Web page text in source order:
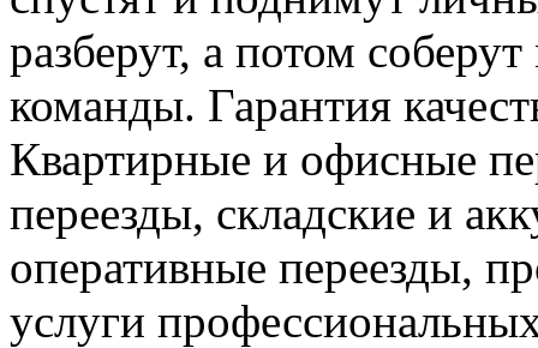
разберут, а потом
команды. Гарантия
Квартирные и офисные
переезды, складские и
оперативные переезды,
услуги